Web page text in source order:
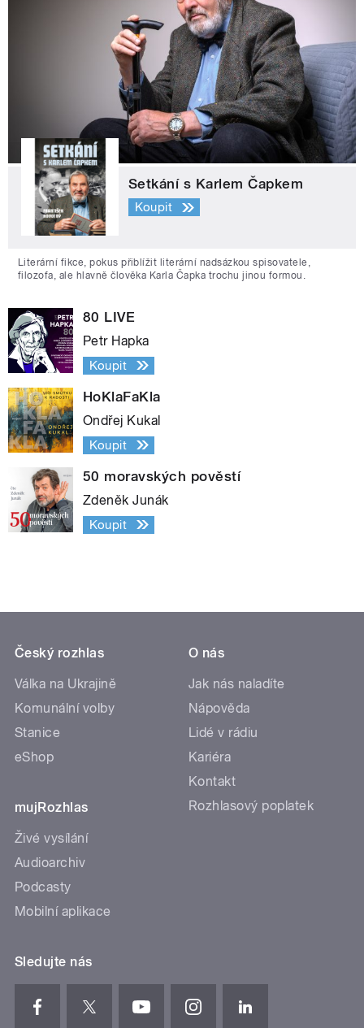
Setkání s Karlem Čapkem
Koupit
Literární fikce, pokus přiblížit literární nadsázkou spisovatele,
filozofa, ale hlavně člověka Karla Čapka trochu jinou formou.
80 LIVE
Petr Hapka
Koupit
HoKlaFaKla
Ondřej Kukal
Koupit
50 moravských pověstí
Zdeněk Junák
Koupit
Český rozhlas
Válka na Ukrajině
Komunální volby
Stanice
eShop
mujRozhlas
Živé vysílání
Audioarchiv
Podcasty
Mobilní aplikace
O nás
Jak nás naladíte
Nápověda
Lidé v rádiu
Kariéra
Kontakt
Rozhlasový poplatek
Sledujte nás